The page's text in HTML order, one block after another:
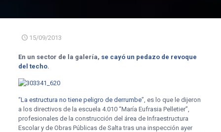
15/09/2013
En un sector de la galería, se cayó un pedazo de revoque
del techo.
“La estructura no tiene peligro de derrumbe”, es lo que le dijeron
a los directivos de la escuela 4.010 “María Eufrasia Pelletier”,
profesionales de la construcción del área de Infraestructura
Escolar y de Obras Públicas de Salta tras una inspección ayer